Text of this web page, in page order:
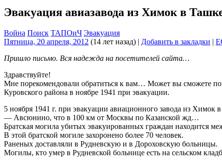
Эвакуация авиазавода из Химок в
Война Поиск ТАПОиЧ Эвакуация
Пятница, 20 апреля, 2012 (14 лет назад) | Добавить в закладки |
Пришло письмо. Вся надежда на посетителей сайта…
Здравствуйте!
Мне порекомендовали обратиться к вам… Может вы сможете
Куровского района в ноябре 1941 при эвакуации.
5 ноября 1941 г. при эвакуации авиационного завода из
— Авсюнино, что в 100 км от Москвы по Казанской жд…
Братская могила убитых эвакуированных граждан находится
В этой братской могиле захоронено более 70 человек.
Раненых доставляли в Рудневскую и в Дороховскую больницы.
Могилы, кто умер в Рудневской больнице есть на сельском